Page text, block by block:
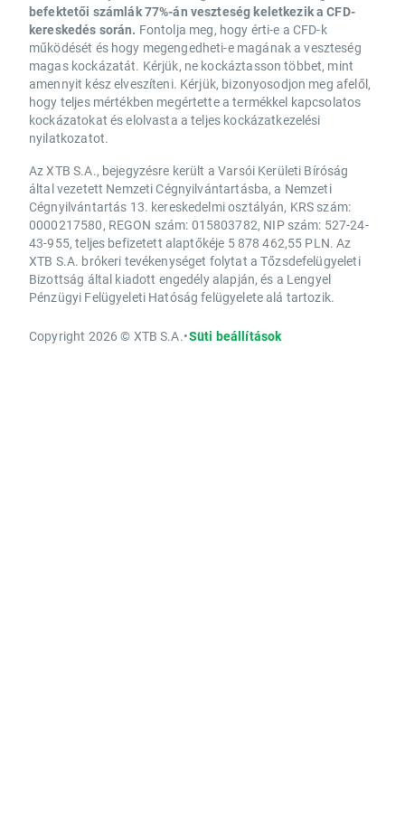
befektetői számlák 77%-án veszteség keletkezik a CFD-
kereskedés során. Fontolja meg, hogy érti-e a CFD-k
működését és hogy megengedheti-e magának a veszteség
magas kockázatát. Kérjük, ne kockáztasson többet, mint
amennyit kész elveszíteni. Kérjük, bizonyosodjon meg afelől,
hogy teljes mértékben megértette a termékkel kapcsolatos
kockázatokat és elolvasta a teljes kockázatkezelési
nyilatkozatot.
Az XTB S.A., bejegyzésre került a Varsói Kerületi Bíróság
által vezetett Nemzeti Cégnyilvántartásba, a Nemzeti
Cégnyilvántartás 13. kereskedelmi osztályán, KRS szám:
0000217580, REGON szám: 015803782, NIP szám: 527-24-
43-955, teljes befizetett alaptőkéje 5 878 462,55 PLN. Az
XTB S.A. brókeri tevékenységet folytat a Tőzsdefelügyeleti
Bizottság által kiadott engedély alapján, és a Lengyel
Pénzügyi Felügyeleti Hatóság felügyelete alá tartozik.
Copyright 2026 © XTB S.A.•Süti beállítások